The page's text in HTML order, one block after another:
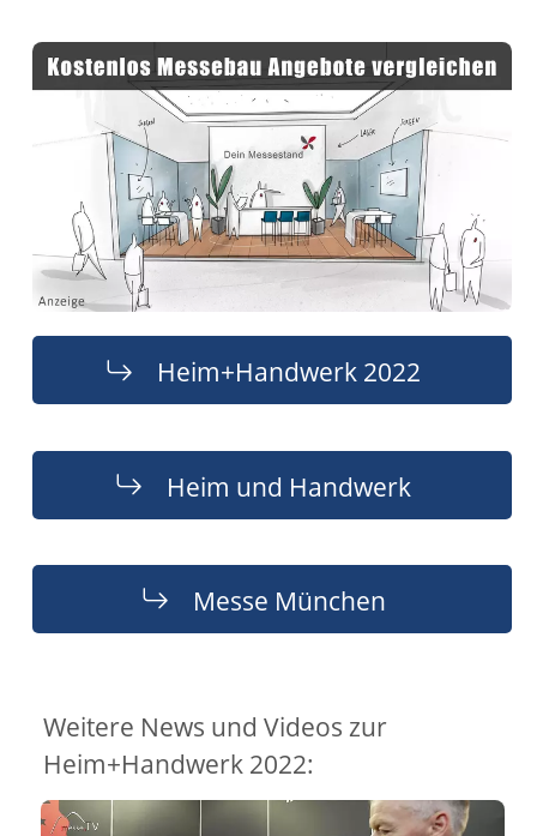
Heim+Handwerk 2022
Heim und Handwerk
Messe München
Weitere News und Videos zur
Heim+Handwerk 2022: